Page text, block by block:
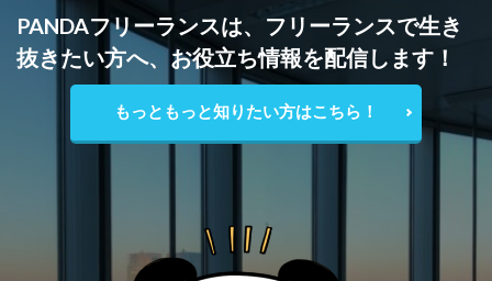
PANDAフリーランスは、フリーランスで生き
抜きたい方へ、お役立ち情報を配信します！
もっともっと知りたい方はこちら！